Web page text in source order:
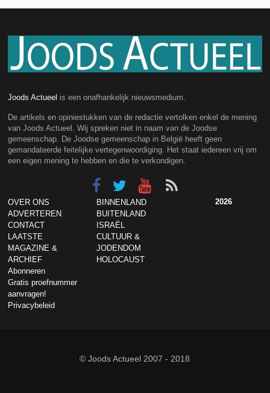
Joods Actueel is een onafhankelijk nieuwsmedium.
De artikels en opiniestukken van de redactie vertolken enkel de mening
van Joods Actueel. Wij spreken niet in naam van de Joodse
gemeenschap. De Joodse gemeenschap in België heeft geen
gemandateerde feitelijke vertegenwoordiging. Het staat iedereen vrij om
een eigen mening te hebben en die te verkondigen.
OVER ONS
ADVERTEREN
CONTACT
LAATSTE
MAGAZINE &
ARCHIEF
Abonneren
Gratis proefnummer
aanvragen!
Privacybeleid
BINNENLAND
BUITENLAND
ISRAËL
CULTUUR &
JODENDOM
HOLOCAUST
2026
© Joods Actueel 2007 - 2018